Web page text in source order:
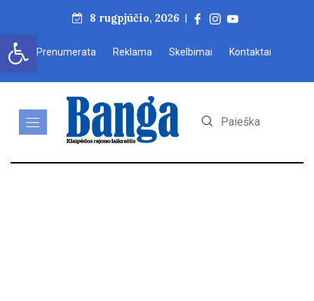
Open toolbar
8 rugpjūčio, 2026 |
Prenumerata Reklama Skelbimai Kontaktai